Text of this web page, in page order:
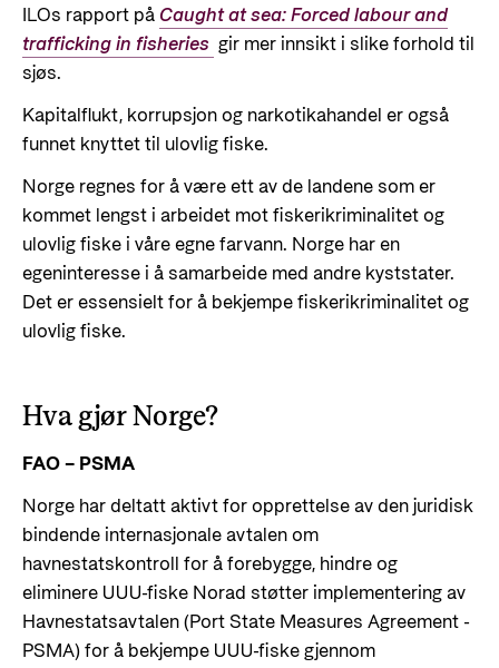
ILOs rapport på Caught at sea: Forced labour and
trafficking in fisheries gir mer innsikt i slike forhold til
sjøs.
Kapitalflukt, korrupsjon og narkotikahandel er også
funnet knyttet til ulovlig fiske.
Norge regnes for å være ett av de landene som er
kommet lengst i arbeidet mot fiskerikriminalitet og
ulovlig fiske i våre egne farvann. Norge har en
egeninteresse i å samarbeide med andre kyststater.
Det er essensielt for å bekjempe fiskerikriminalitet og
ulovlig fiske.
Hva gjør Norge?
FAO – PSMA
Norge har deltatt aktivt for opprettelse av den juridisk
bindende internasjonale avtalen om
havnestatskontroll for å forebygge, hindre og
eliminere UUU-fiske Norad støtter implementering av
Havnestatsavtalen (Port State Measures Agreement -
PSMA) for å bekjempe UUU-fiske gjennom